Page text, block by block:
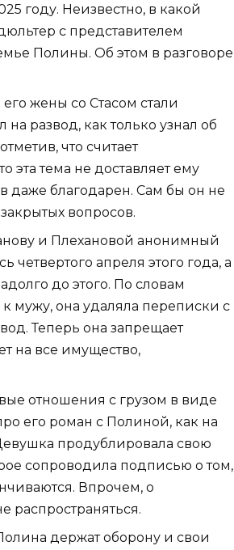
году. Неизвестно, в какой
с представителем
Полины. Об этом в разговоре
жены со Стасом стали
развод, как только узнал об
что считает
эта тема не доставляет ему
даже благодарен. Сам бы он не
вопросов.
и Плехановой анонимный
четвертого апреля этого года, а
до этого. По словам
мужу, она удаляла переписки с
Теперь она запрещает
на все имущество,
отношения с грузом в виде
его роман с Полиной, как на
продублировала свою
сопроводила подписью о том,
Впрочем, о
распространяться.
держат оборону и свои